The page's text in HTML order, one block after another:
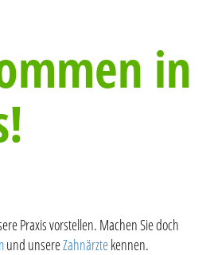
in
Praxis vorstellen. Machen Sie doch
und unsereZahnärztekennen.